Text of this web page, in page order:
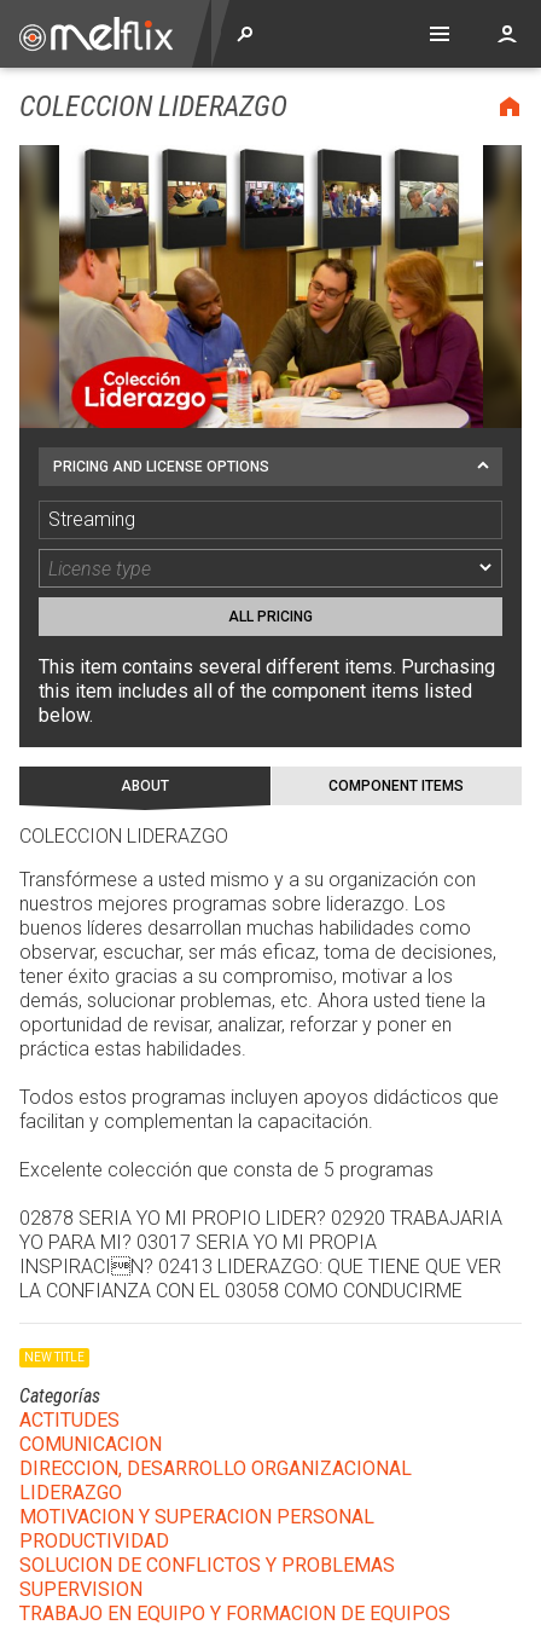
COLECCION LIDERAZGO
PRICING AND LICENSE OPTIONS
Streaming
ALL PRICING
This item contains several different items. Purchasing
this item includes all of the component items listed
below.
ABOUT COMPONENT ITEMS
COLECCION LIDERAZGO
Transfórmese a usted mismo y a su organización con
nuestros mejores programas sobre liderazgo. Los
buenos líderes desarrollan muchas habilidades como
observar, escuchar, ser más eficaz, toma de decisiones,
tener éxito gracias a su compromiso, motivar a los
demás, solucionar problemas, etc. Ahora usted tiene la
oportunidad de revisar, analizar, reforzar y poner en
práctica estas habilidades.
Todos estos programas incluyen apoyos didácticos que
facilitan y complementan la capacitación.
Excelente colección que consta de 5 programas
02878 SERIA YO MI PROPIO LIDER? 02920 TRABAJARIA
YO PARA MI? 03017 SERIA YO MI PROPIA
INSPIRACIN? 02413 LIDERAZGO: QUE TIENE QUE VER
LA CONFIANZA CON EL 03058 COMO CONDUCIRME
NEW TITLE
Categorías
ACTITUDES
COMUNICACION
DIRECCION, DESARROLLO ORGANIZACIONAL
LIDERAZGO
MOTIVACION Y SUPERACION PERSONAL
PRODUCTIVIDAD
SOLUCION DE CONFLICTOS Y PROBLEMAS
SUPERVISION
TRABAJO EN EQUIPO Y FORMACION DE EQUIPOS